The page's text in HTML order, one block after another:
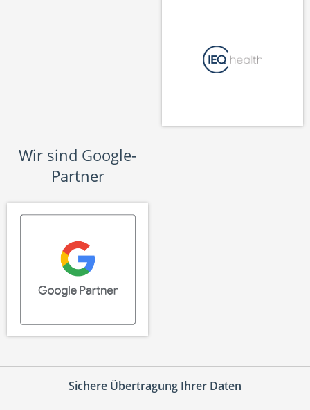
Wir sind Google-
Partner
Sichere Übertragung Ihrer Daten